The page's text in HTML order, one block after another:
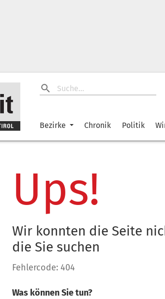
Bezirke Chronik Politik
Ups!
Wir konnten die Seite
die Sie suchen
Fehlercode: 404
Was können Sie tun?